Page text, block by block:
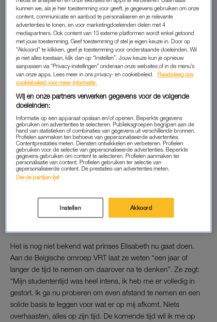
plannen maakteom buitenlandse studenten van Amerikaanse
scholen te weren. Gelukkig liep het niet zo’n vaart en kon
Elisabeth blijven studeren in de Verenigde Staten.
En nu loopt dat dus op z’n einde. Donderdag heeft prinses
Elisabeth haar diploma in ontvangst genomen. Eerder deze
week begonnen de festiviteiten rondom de diploma-uitreiking
al. Zo bracht ze een bezoek aan de decaan op haar campus.
En dat deed de prinses in stijl: ze droeg een tweedelig linnen
pak van Reformation, dat ze combineerde met een bruine tas
van Isabel Marant. Perfect voor de warme tijd van het jaar,
want ook in de Amerikaanse universiteitsstad Cambridge
(Massachusetts) tikt de thermometer ruim de 20 graden aan.
KONINGIN MATHILDE EN FILIP WAREN
Haar ouders,koningin Mathilde en koning Filip, waren naar de
Verenigde Staten gekomen om de diploma-uitreiking van hun
Het is nog niet bekend wat prinses Elisabeth nu gaat doen.
Aan de Belgische omroep VRT laat ze weten “een jaar of
langer de tijd te nemen om daarover na te denken”. Ze zegt:
“Mijn studententijd was heel intens, ik heb me er volledig in
gestort. Ik ga nu proberen om even afstand te nemen en een
solide basis te leggen voor wat er op mij afkomt. Niets
overhaasten, alles op zijn tijd. De komende tijd wil ik me op
kunnen we, als je hier toestemming voor geeft, je gegevens gebruiken om onze
content, communicatie en aanbod te personaliseren en je relevante
advertenties te tonen, en voor marketingdoeleinden delen met 4
mediapartners. Ook content van 13 externe platformen wordt enkel getoond
met jouw toestemming. Geef toestemming of stel je eigen keuze in. Door op
"Akkoord" te klikken, geef je toestemming voor onderstaande doeleinden. Wil
je niet alles toestaan, klik dan op “Instellen”. Jouw keuze kun je opnieuw
aanpassen via “Privacy-instellingen” onderaan onze websites of in de menu’s
van onze apps. Lees meer in ons privacy- en cookiebeleid.
Raadpleeg ons
cookiebeleid voor meer informatie.
Wij en onze partners verwerken gegevens voor de volgende
doeleinden:
Informatie op een apparaat opslaan en/of openen. Beperkte gegevens
gebruiken om advertenties te selecteren. Publieksgroepen begrijpen aan de
hand van statistieken of combinaties van gegevens uit verschillende bronnen.
Profielen aanmaken ten behoeve van gepersonaliseerde advertenties.
Contentprestaties meten. Diensten ontwikkelen en verbeteren. Profielen
gebruiken voor de selectie van gepersonaliseerde advertenties. Beperkte
gegevens gebruiken om content te selecteren. Profielen aanmaken ter
personalisatie van content. Profielen gebruiken ter selectie van
gepersonaliseerde content. De prestaties van advertenties meten.
Derde partijen lijst
Instellen Akkoord